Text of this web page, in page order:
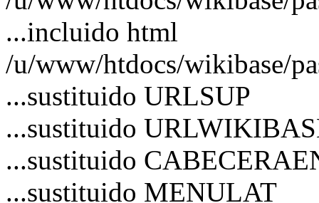
...incluido html
/u/www/htdocs/wikibase/
...sustituido URLSUP
...sustituido
...sustituido
...sustituido MENULAT